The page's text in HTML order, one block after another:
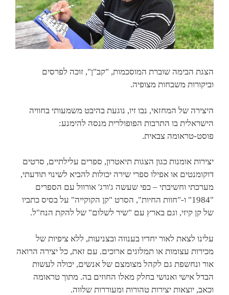
הצגת הבימה שוברת המוסכמות, "קב"ן", זוכה לפרסים
וביקורות משבחות מצופיה.
היצירה של המחזאי, נבו זיו, נוגעת בהיבט משמעותי בחוויה
הישראלית בו התרבות הפופולרית מנסה להימנע:
פוסט-טראומה צבאית.
יצירות אומנות כגון הצגות תיאטרון, ספרים עלילתיים, סרטים
דוקומנטים או אפילו ספרי שירה יכולות להביא לשינוי תודעתי,
מערכתי וחשיבתי – כפי שעשה ג'ורג' אורוול עם הספרים
"1984" ו-"חוות החיות", הסרט "קן הקוקייה" על בסיס כתביו
של קן קיזי, וגם בארץ עם "שיר לשלום" של להקת הנח"ל.
עלינו לצאת לאור יחדיו בענווה ובצניעות, ללא ציפיות של
מכירות עצומות או תמלוגים ארוכים. עם זאת, כל יצירה הרואה
אור ונחשפת גם לקהל מצומצם של אנשים, יכולה לעשות
הבדל אישי ואנושי בחלק מאלו החוזים בה. מתוך טראומה
וכאב, יוצאות יצירות טהורות ומעוררות שלווה.